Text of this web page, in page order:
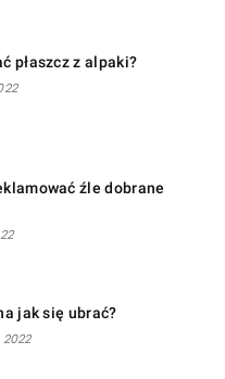
płaszcz z alpaki?
źle dobrane
jak się ubrać?